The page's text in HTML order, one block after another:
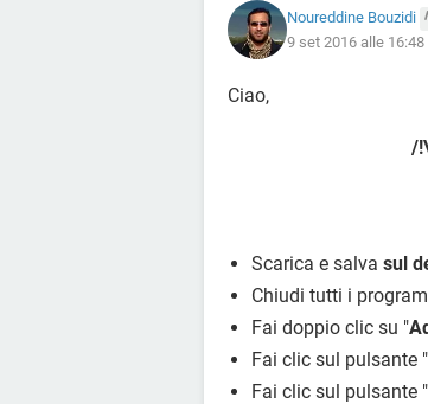
Noureddine Bouzidi
9 set 2016 alle 16:48
Ciao,
/
Scarica e salva sul
Chiudi tutti i
Fai doppio clic su "
Fai clic sul pulsante "
Fai clic sul pulsante "